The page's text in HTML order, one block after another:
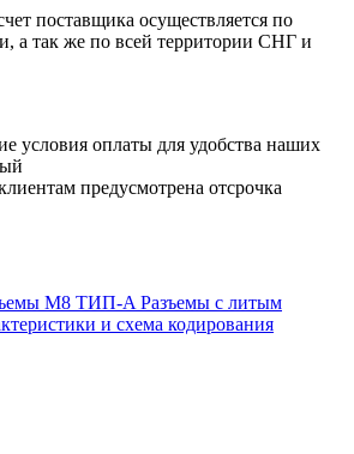
поставщика осуществляется по
а так же по всей территории СНГ и
условия оплаты для удобства наших
предусмотрена отсрочка
M8 ТИП-A Разъемы с литым
и схема кодирования